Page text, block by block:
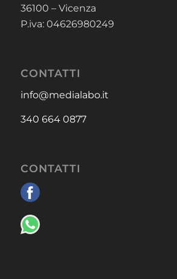
36100 – Vicenza
P.iva: 04626980249
CONTATTI
info@medialabo.it
340 664 0877
CONTATTI